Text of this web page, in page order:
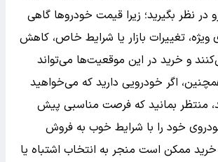
در نظر بگیرید؛ زیرا قیمت خودروها گاهی
تغییرات بازار یا شرایط خاص، کاهش
و خرید در این موقعیت‌ها می‌تواند
اگر خودرویی دارید که می‌خواهید
منتظر بمانید که فرصت مناسبی پیش
خودروی خود را با شرایط خوب به فروش
خرید ممکن است منجر به انتخاب اشتباه یا